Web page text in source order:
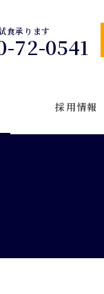
採用情報
食承ります
72-0541